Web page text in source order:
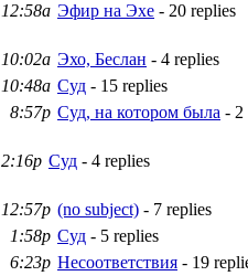
12:58a Эфир на Эхе - 20 replies
10:02a Эхо, Беслан - 4 replies
10:48a Суд - 15 replies
8:57p Суд, на котором была - 2
2:16p Суд - 4 replies
12:57p (no subject) - 7 replies
1:58p Суд - 5 replies
6:23p Несоответствия - 19